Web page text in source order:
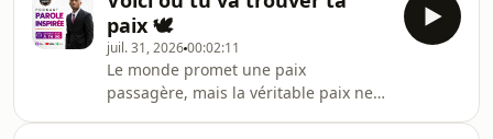
paix 🕊️
juil. 31, 202600:02:11
Le monde promet une paix
passagère, mais la véritable paix ne